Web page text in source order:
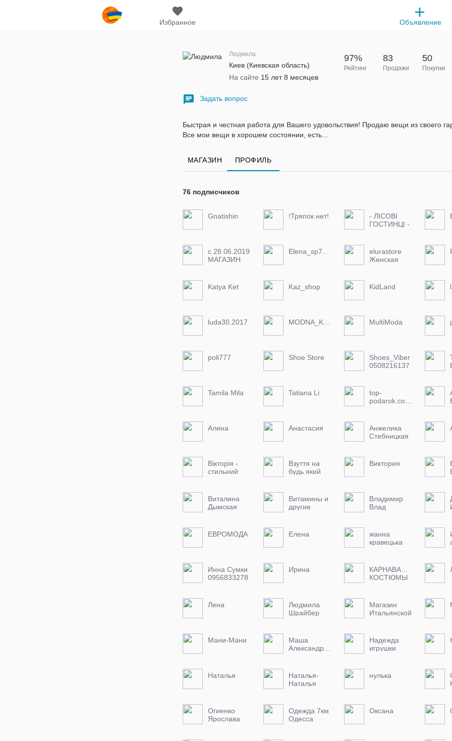
Избранное Объявление
Людмила
Киев (Киевская область)
На сайте 15 лет 8 месяцев
97%
Рейтинг
83
Продажи
50
Покупки
Задать вопрос
Быстрая и честная работа для Вашего удовольствия! Продаю вещи из своего
Все мои вещи в хорошем состоянии, есть...
МАГАЗИН ПРОФИЛЬ
76 подписчиков
Gnatishin !Тряпок.нет!
- ЛІСОВІ
ГОСТИНЦІ -
c 28.06.2019
МАГАЗИН
elurastore
Женская
Katya Ket Kaz_shop KidLand
luda30.2017 MODNA_KRALYA_ MultiModa
poli777 Shoe Store
Shoes_Viber
0508216137
Tamila Mila Tatiana Li
top-
Алина Анастасия
Анжелика
Стебницкая
Вікторія -
стильний
Взуття на
будь який
951334210
ВАЙБЕР
Виктория
Виталина
Дымская
Витамины и
другие
Владимир
Влад
ЕВРОМОДА Елена
жанна
кравецька
Инна Сумки
0956833278
Ирина
КАРНАВАЛЬНЫЕ
КОСТЮМЫ
Лена
Людмила
Шрайбер
Магазин
Итальянской
Мани-Мани
Маша
Александровна
Надежда
игрушки
Наталья
Наталья-
Наталья
нулька
Огиенко
Ярослава
Одежда 7км
Одесса
Оксана